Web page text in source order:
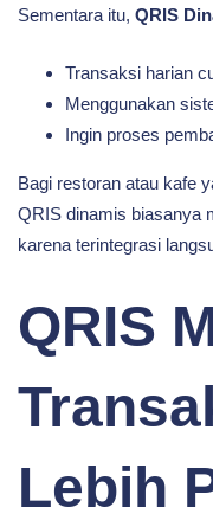
Sementara itu, QRIS
Transaksi harian
Menggunakan
Ingin proses
Bagi restoran atau kafe
QRIS dinamis biasanya
karena terintegrasi
QRIS
Lebih